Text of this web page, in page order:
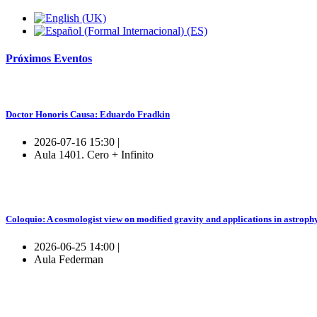
Próximos Eventos
Doctor Honoris Causa: Eduardo Fradkin
2026-07-16 15:30 |
Aula 1401. Cero + Infinito
Coloquio: A cosmologist view on modified gravity and applications in
2026-06-25 14:00 |
Aula Federman